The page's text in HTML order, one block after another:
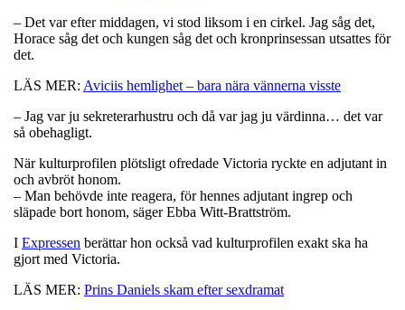
– Det var efter middagen, vi stod liksom i en cirkel. Jag såg det,
Horace såg det och kungen såg det och kronprinsessan utsattes för
det.
LÄS MER: Aviciis hemlighet – bara nära vännerna visste
– Jag var ju sekreterarhustru och då var jag ju värdinna… det var
så obehagligt.
När kulturprofilen plötsligt ofredade Victoria ryckte en adjutant in
och avbröt honom.
– Man behövde inte reagera, för hennes adjutant ingrep och
släpade bort honom, säger Ebba Witt-Brattström.
I Expressen berättar hon också vad kulturprofilen exakt ska ha
gjort med Victoria.
LÄS MER: Prins Daniels skam efter sexdramat